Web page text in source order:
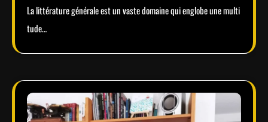
La littérature générale est un vaste domaine qui englobe une multi
tude…